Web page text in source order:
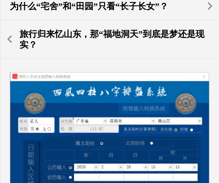
为什么“宅舍”和“田园”只看“长子长女”？
旅行归来忆山东，那“福地洞天”到底是梦还是现
实？